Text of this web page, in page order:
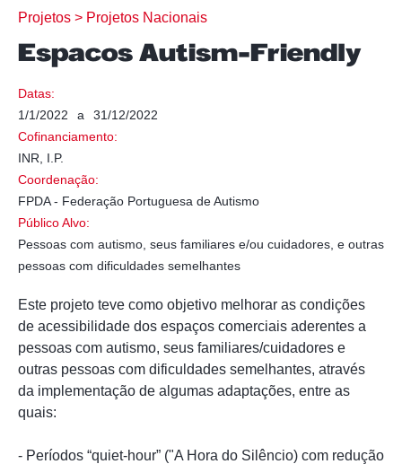
Projetos > Projetos Nacionais
Espaços Autism-Friendly
Datas:
1/1/2022
a
31/12/2022
Cofinanciamento:
INR, I.P.
Coordenação:
FPDA - Federação Portuguesa de Autismo
Público Alvo:
Pessoas com autismo, seus familiares e/ou cuidadores, e outras
pessoas com dificuldades semelhantes
Este projeto teve como objetivo melhorar as condições
de acessibilidade dos espaços comerciais aderentes a
pessoas com autismo, seus familiares/cuidadores e
outras pessoas com dificuldades semelhantes, através
da implementação de algumas adaptações, entre as
quais:
- Períodos “quiet-hour” ("A Hora do Silêncio) com redução